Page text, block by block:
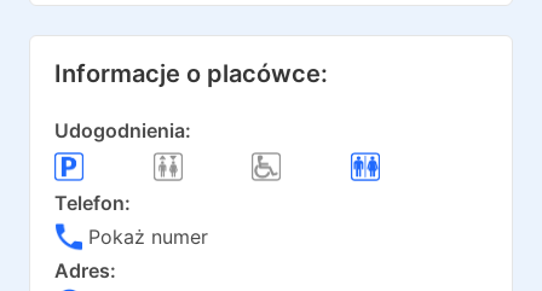
Informacje o placówce:
Udogodnienia:
Telefon:
Pokaż numer
Adres: